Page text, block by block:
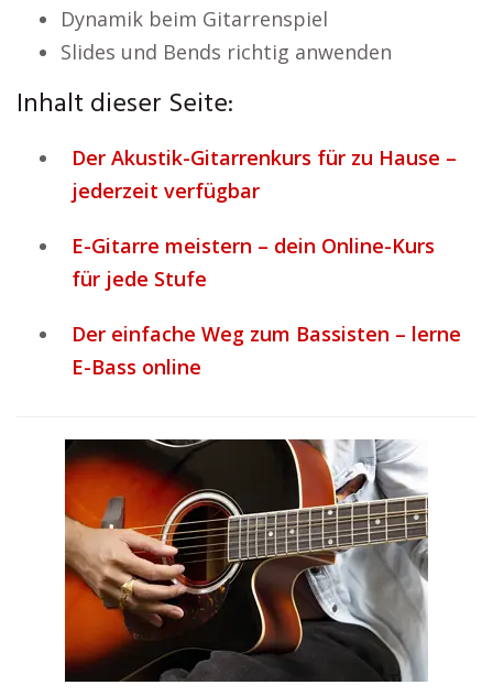
Dynamik beim Gitarrenspiel
Slides und Bends richtig anwenden
Inhalt dieser Seite:
Der Akustik-Gitarrenkurs für zu Hause –
jederzeit verfügbar
E-Gitarre meistern – dein Online-Kurs
für jede Stufe
Der einfache Weg zum Bassisten – lerne
E-Bass online